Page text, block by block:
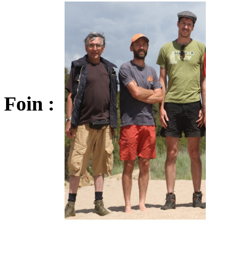
Foin :